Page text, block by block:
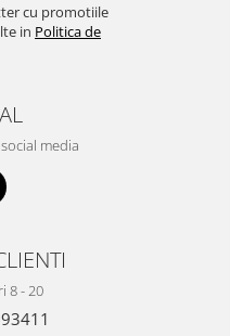
cu promotiile
in Politica de
media
8 - 20